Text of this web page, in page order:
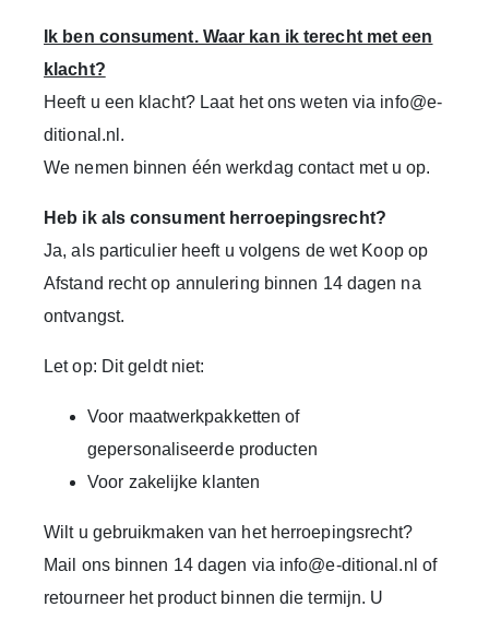
Ik ben consument. Waar kan ik terecht met een
klacht?
Heeft u een klacht? Laat het ons weten via info@e-
ditional.nl .
We nemen binnen één werkdag contact met u op.
Heb ik als consument herroepingsrecht?
Ja, als particulier heeft u volgens de wet Koop op
Afstand recht op annulering binnen 14 dagen na
ontvangst.
Let op: Dit geldt niet:
Voor maatwerkpakketten of
gepersonaliseerde producten
Voor zakelijke klanten
Wilt u gebruikmaken van het herroepingsrecht?
Mail ons binnen 14 dagen via info@e-ditional.nl of
retourneer het product binnen die termijn. U